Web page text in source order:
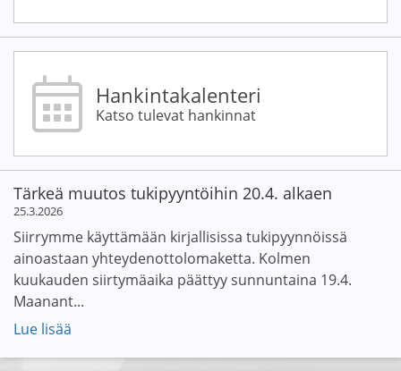
Hankintakalenteri
Katso tulevat hankinnat
Tärkeä muutos tukipyyntöihin 20.4. alkaen
25.3.2026
Siirrymme käyttämään kirjallisissa tukipyynnöissä
ainoastaan yhteydenottolomaketta. Kolmen
kuukauden siirtymäaika päättyy sunnuntaina 19.4.
Maanant...
Lue lisää